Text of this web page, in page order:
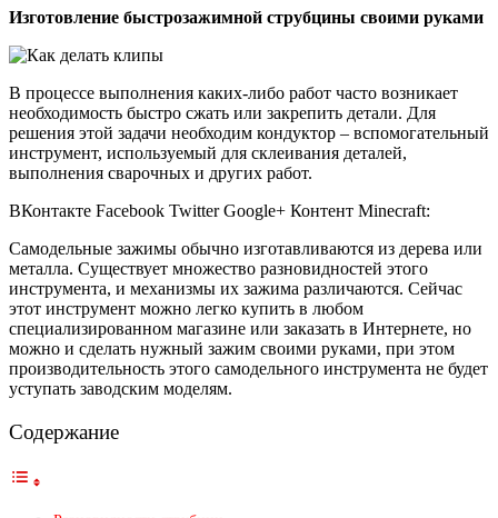
Изготовление быстрозажимной струбцины своими руками
В процессе выполнения каких-либо работ часто возникает
необходимость быстро сжать или закрепить детали. Для
решения этой задачи необходим кондуктор – вспомогательный
инструмент, используемый для склеивания деталей,
выполнения сварочных и других работ.
ВКонтакте Facebook Twitter Google+ Контент Minecraft:
Самодельные зажимы обычно изготавливаются из дерева или
металла. Существует множество разновидностей этого
инструмента, и механизмы их зажима различаются. Сейчас
этот инструмент можно легко купить в любом
специализированном магазине или заказать в Интернете, но
можно и сделать нужный зажим своими руками, при этом
производительность этого самодельного инструмента не будет
уступать заводским моделям.
Содержание